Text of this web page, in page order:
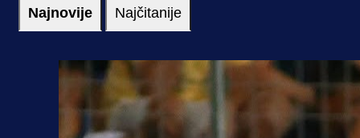
Najnovije Najčitanije